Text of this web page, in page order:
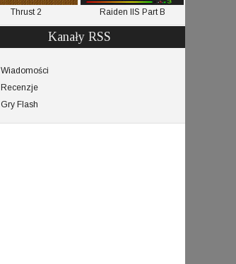
Thrust 2 Raiden IIS Part B
Kanały RSS
Wiadomości
Recenzje
Gry Flash